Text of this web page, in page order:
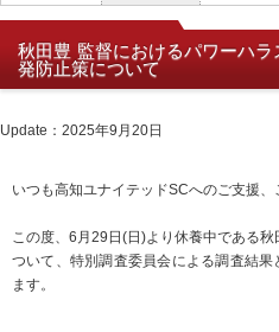
秋田豊 監督におけるパワーハ
発防止策について
Update：2025年9月20日
いつも高知ユナイテッドSCへのご支援、
この度、6月29日(日)より休養中である
ついて、特別調査委員会による調査結
ます。